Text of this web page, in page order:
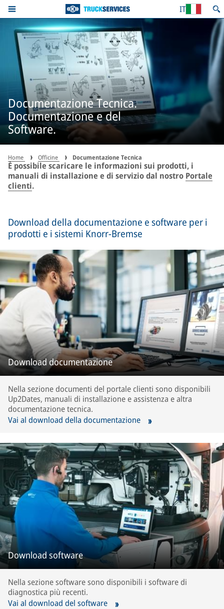
IT
Documentazione Tecnica.
Documentazione e del
Software.
Home Officine Documentazione Tecnica
È possibile scaricare le informazioni sui prodotti, i
manuali di installazione e di servizio dal nostro Portale
clienti.
Download della documentazione e software per i
prodotti e i sistemi Knorr-Bremse
Download documentazione
Nella sezione documenti del portale clienti sono disponibili
Up2Dates, manuali di installazione e assistenza e altra
documentazione tecnica.
Vai al download della documentazione
Download software
Nella sezione software sono disponibili i software di
diagnostica più recenti.
Vai al download del software